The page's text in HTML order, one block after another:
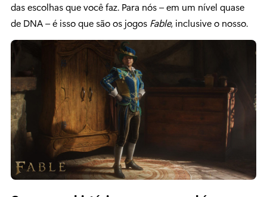
das escolhas que você faz. Para nós – em um nível quase
de DNA – é isso que são os jogos Fable, inclusive o nosso.